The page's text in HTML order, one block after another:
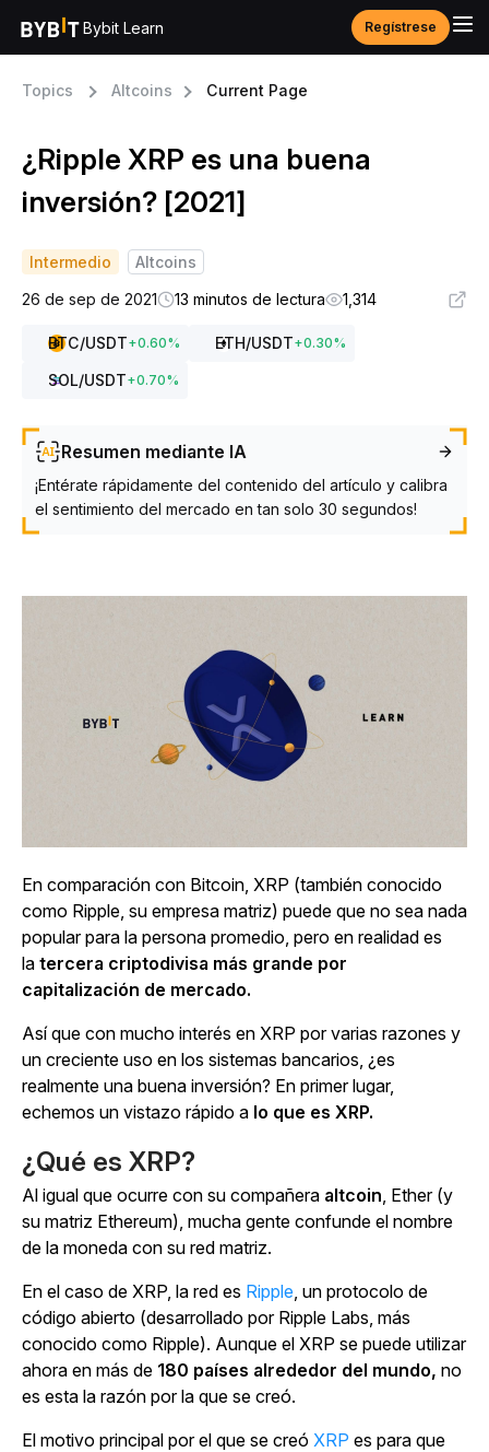
Bybit Learn Regístrese
Topics Altcoins Current Page
¿Ripple XRP es una buena
inversión? [2021]
Intermedio
Altcoins
26 de sep de 2021
13 minutos de lectura 1,314
BTC/USDT+0.60% ETH/USDT+0.30%
SOL/USDT+0.70%
Resumen mediante IA
¡Entérate rápidamente del contenido del artículo y calibra
el sentimiento del mercado en tan solo 30 segundos!
En comparación con Bitcoin, XRP (también conocido
como Ripple, su empresa matriz) puede que no sea nada
popular para la persona promedio, pero en realidad es
la tercera criptodivisa más grande por
capitalización de mercado.
Así que con mucho interés en XRP por varias razones y
un creciente uso en los sistemas bancarios, ¿es
realmente una buena inversión? En primer lugar,
echemos un vistazo rápido a lo que es XRP.
¿Qué es XRP?
Al igual que ocurre con su compañera altcoin , Ether (y
su matriz Ethereum), mucha gente confunde el nombre
de la moneda con su red matriz.
En el caso de XRP, la red es Ripple , un protocolo de
código abierto (desarrollado por Ripple Labs, más
conocido como Ripple). Aunque el XRP se puede utilizar
ahora en más de 180 países alrededor del mundo, no
es esta la razón por la que se creó.
El motivo principal por el que se creó XRP es para que